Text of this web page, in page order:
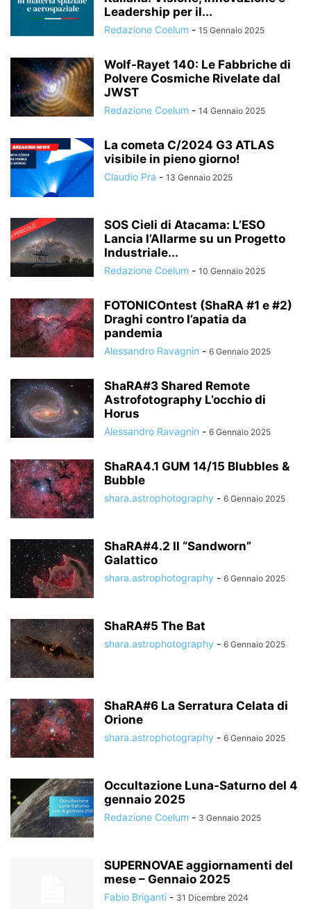
Leadership per il...
Redazione Coelum - 15 Gennaio 2025
Wolf-Rayet 140: Le Fabbriche di
Polvere Cosmiche Rivelate dal
JWST
Redazione Coelum - 14 Gennaio 2025
La cometa C/2024 G3 ATLAS
visibile in pieno giorno!
Claudio Pra - 13 Gennaio 2025
SOS Cieli di Atacama: L’ESO
Lancia l’Allarme su un Progetto
Industriale...
Redazione Coelum - 10 Gennaio 2025
FOTONICOntest (ShaRA #1 e #2)
Draghi contro l’apatia da
pandemia
Alessandro Ravagnin - 6 Gennaio 2025
ShaRA#3 Shared Remote
Astrofotography L’occhio di
Horus
Alessandro Ravagnin - 6 Gennaio 2025
ShaRA4.1 GUM 14/15 Blubbles &
Bubble
shara.astrophotography - 6 Gennaio 2025
ShaRA#4.2 Il “Sandworn”
Galattico
shara.astrophotography - 6 Gennaio 2025
ShaRA#5 The Bat
shara.astrophotography - 6 Gennaio 2025
ShaRA#6 La Serratura Celata di
Orione
shara.astrophotography - 6 Gennaio 2025
Occultazione Luna-Saturno del 4
gennaio 2025
Redazione Coelum - 3 Gennaio 2025
SUPERNOVAE aggiornamenti del
mese – Gennaio 2025
Fabio Briganti - 31 Dicembre 2024